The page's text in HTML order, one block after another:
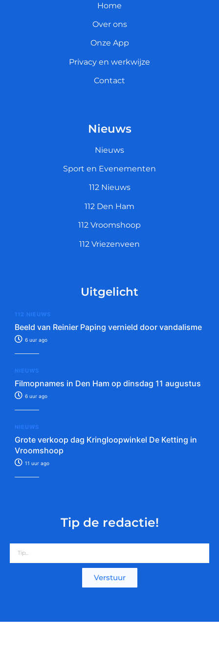
Home
Over ons
Onze App
Privacy en werkwijze
Contact
Nieuws
Nieuws
Sport en Evenementen
112 Nieuws
112 Den Ham
112 Vroomshoop
112 Vriezenveen
Uitgelicht
112 NIEUWS
Beeld van Reinier Paping vernield door vandalisme
6 uur ago
NIEUWS
Filmopnames in Den Ham op dinsdag 11 augustus
6 uur ago
NIEUWS
Grote verkoop dag Kringloopwinkel De Ketting in
Vroomshoop
11 uur ago
Tip de redactie!
Verstuur